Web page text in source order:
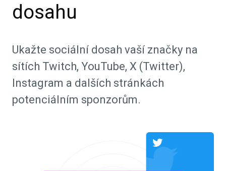
dosahu
Ukažte sociální dosah vaší značky na
sítích Twitch, YouTube, X (Twitter),
Instagram a dalších stránkách
potenciálním sponzorům.